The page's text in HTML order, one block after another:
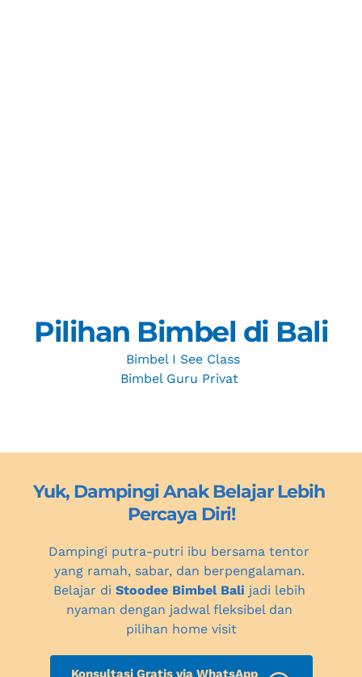
Pilihan Bimbel di Bali
Bimbel I See Class
Bimbel Guru Privat
Yuk, Dampingi Anak Belajar Lebih
Percaya Diri!
Dampingi putra-putri ibu bersama tentor
yang ramah, sabar, dan berpengalaman.
Belajar di Stoodee Bimbel Bali jadi lebih
nyaman dengan jadwal fleksibel dan
pilihan home visit
Konsultasi Gratis via WhatsApp